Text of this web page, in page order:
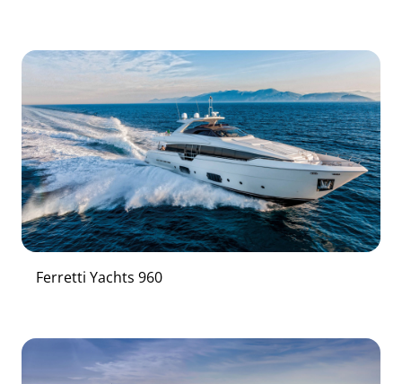
Ferretti Yachts 960